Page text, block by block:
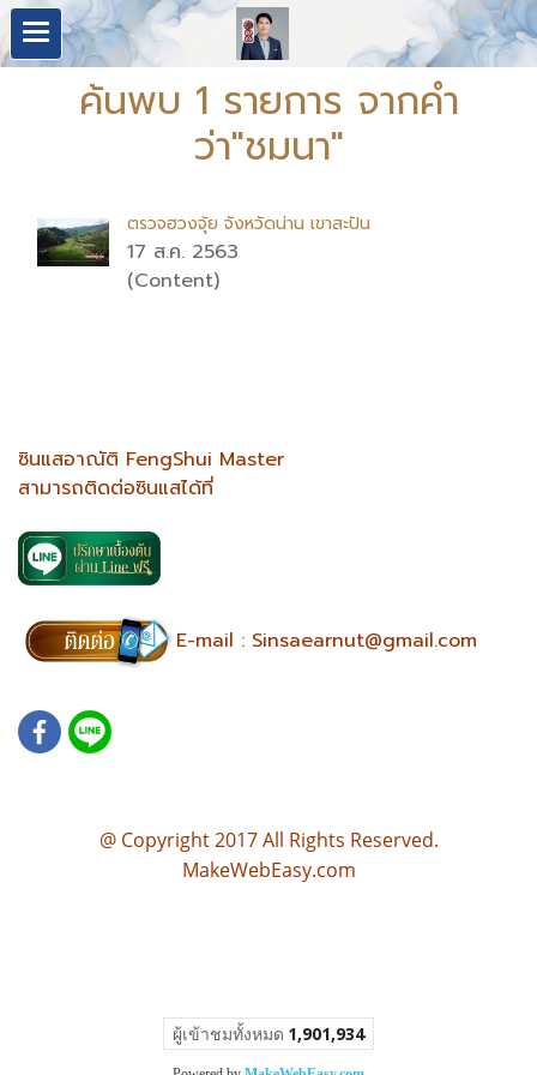
ค้นพบ 1 รายการ จากคำ
ว่า"ชมนา"
ตรวจฮวงจุ้ย จังหวัดน่าน เขาสะปัน
17 ส.ค. 2563
(Content)
ซินแสอาณัติ FengShui Master
สามารถติดต่อซินแสได้ที่
E-mail : Sinsaearnut@gmail.com
@ Copyright 2017 All Rights Reserved.
MakeWebEasy.com
ผู้เข้าชมทั้งหมด 1,901,934